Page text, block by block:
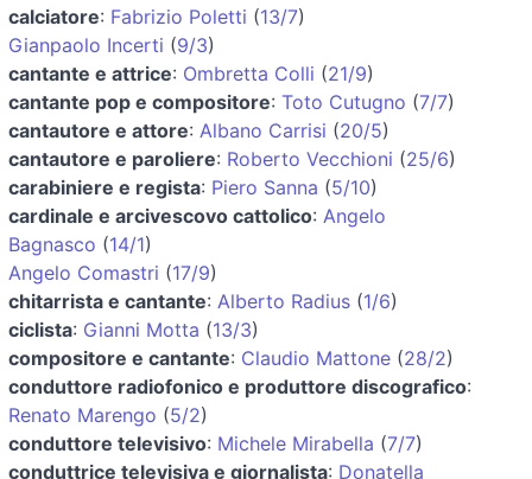
calciatore: Fabrizio Poletti (13/7)
Gianpaolo Incerti (9/3)
cantante e attrice: Ombretta Colli (21/9)
cantante pop e compositore: Toto Cutugno (7/7)
cantautore e attore: Albano Carrisi (20/5)
cantautore e paroliere: Roberto Vecchioni (25/6)
carabiniere e regista: Piero Sanna (5/10)
cardinale e arcivescovo cattolico: Angelo
Bagnasco (14/1)
Angelo Comastri (17/9)
chitarrista e cantante: Alberto Radius (1/6)
ciclista: Gianni Motta (13/3)
compositore e cantante: Claudio Mattone (28/2)
conduttore radiofonico e produttore discografico:
Renato Marengo (5/2)
conduttore televisivo: Michele Mirabella (7/7)
conduttrice televisiva e giornalista: Donatella